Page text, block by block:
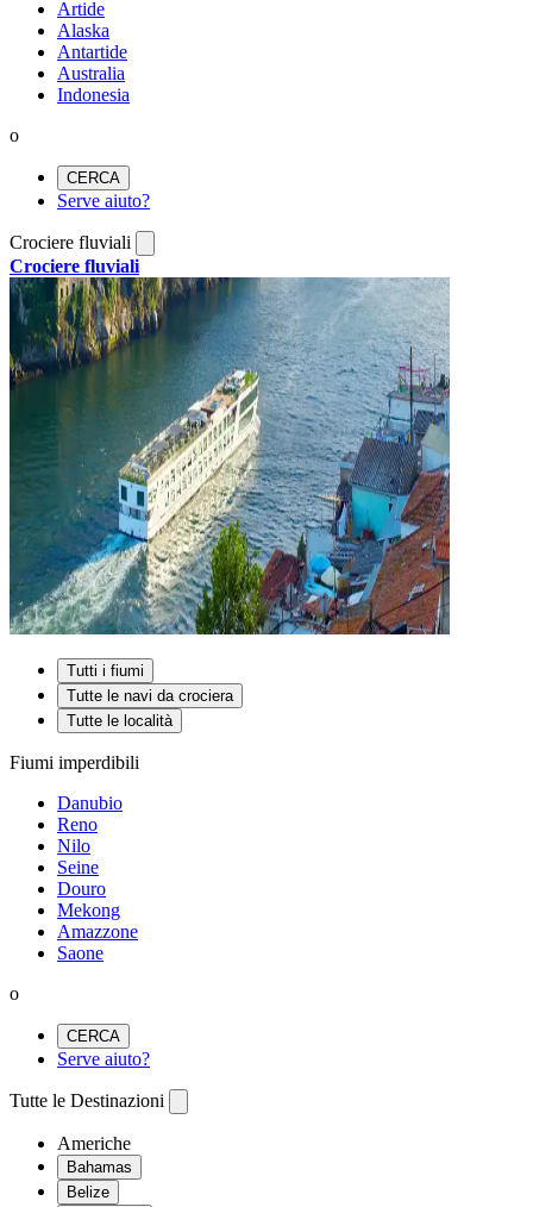
Artide
Alaska
Antartide
Australia
Indonesia
o
CERCA
Serve aiuto?
Crociere fluviali
Crociere fluviali
Tutti i fiumi
Tutte le navi da crociera
Tutte le località
Fiumi imperdibili
Danubio
Reno
Nilo
Seine
Douro
Mekong
Amazzone
Saone
o
CERCA
Serve aiuto?
Tutte le Destinazioni
Americhe
Bahamas
Belize